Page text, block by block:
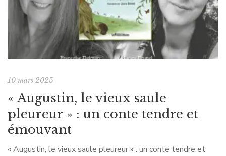
10 mars 2025
« Augustin, le vieux saule
pleureur » : un conte tendre et
émouvant
« Augustin, le vieux saule pleureur » : un conte tendre et